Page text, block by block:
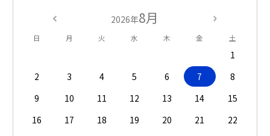
2026年8月
日 月 火 水 木 金 土
1
2
3 4 5 6 7
8
9
10 11 12 13 14
15
16
17 18 19 20 21
22